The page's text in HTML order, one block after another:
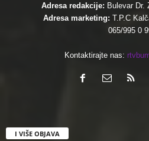
Adresa redakcije: Bulevar Dr.
Adresa marketing: T.P.C
065/995 0
Kontaktirajte nas:
I VIŠE OBJAVA